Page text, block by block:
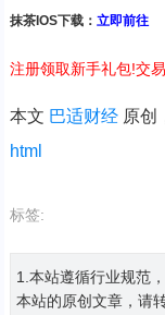
抹茶IOS下载： 立即前往
注册领取新手礼包!交
本文 巴适财经原创
html
标签:
1.本站遵循行业规范
本站的原创文章，请